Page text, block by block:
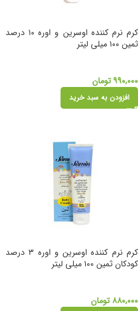
کرم نرم کننده اوسرین و اوره ۱۰ درصد
ثمین ۱۰۰ میلی لیتر
۹۹۰,۰۰۰تومان
افزودن به سبد خرید
کرم نرم کننده اوسرین و اوره ۳ درصد
کودکان ثمین ۱۰۰ میلی لیتر
۸۸۰,۰۰۰ تومان